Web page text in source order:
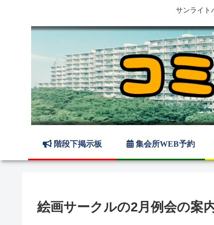
サンライト
階段下掲示板 集会所WEB予約
絵画サークルの2月例会の案